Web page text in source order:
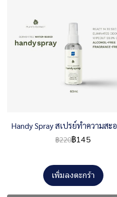
Handy Spray สเปรย์ทำความสะ
฿220฿145
เพิ่มลงตะกร้า